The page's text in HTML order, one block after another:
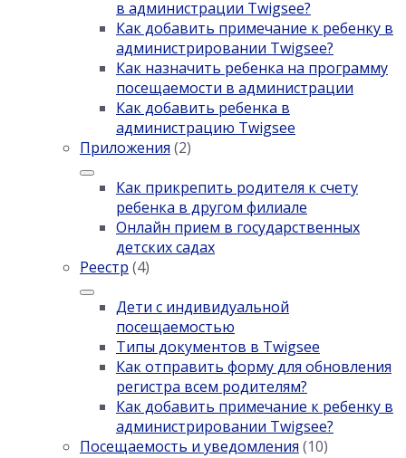
в администрации Twigsee?
Как добавить примечание к ребенку в
администрировании Twigsee?
Как назначить ребенка на программу
посещаемости в администрации
Как добавить ребенка в
администрацию Twigsee
Приложения (2)
Как прикрепить родителя к счету
ребенка в другом филиале
Онлайн прием в государственных
детских садах
Реестр (4)
Дети с индивидуальной
посещаемостью
Типы документов в Twigsee
Как отправить форму для обновления
регистра всем родителям?
Как добавить примечание к ребенку в
администрировании Twigsee?
Посещаемость и уведомления (10)